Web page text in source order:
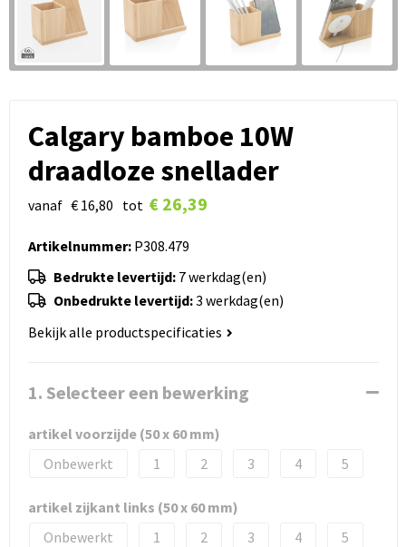
Calgary bamboe 10W
draadloze snellader
vanaf € 16,80 tot € 26,39
Artikelnummer:P308.479
Bedrukte levertijd: 7 werkdag(en)
Onbedrukte levertijd:3 werkdag(en)
Bekijk alle productspecificaties
1. Selecteer een bewerking
artikel voorzijde (50 x 60 mm)
Onbewerkt
1 2 3 4 5
artikel zijkant links (50 x 60 mm)
Onbewerkt
1 2 3 4 5